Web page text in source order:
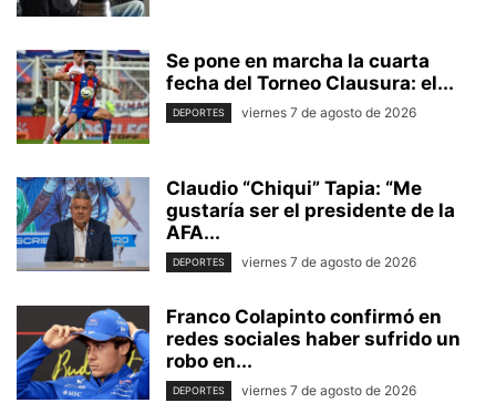
Se pone en marcha la cuarta
fecha del Torneo Clausura: el...
DEPORTES viernes 7 de agosto de 2026
Claudio “Chiqui” Tapia: “Me
gustaría ser el presidente de la
AFA...
DEPORTES viernes 7 de agosto de 2026
Franco Colapinto confirmó en
redes sociales haber sufrido un
robo en...
DEPORTES viernes 7 de agosto de 2026